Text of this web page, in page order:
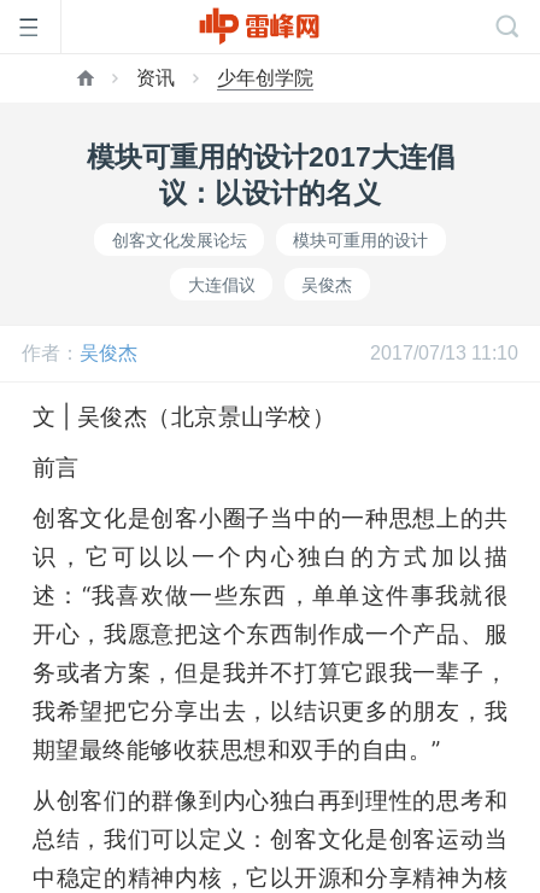
活
动
中
资讯 少年创学院
模块可重用的设计2017大连倡
议：以设计的名义
创客文化发展论坛 模块可重用的设计
大连倡议 吴俊杰
作者： 吴俊杰 2017/07/13 11:10
文 | 吴俊杰（北京景山学校）
前言
创客文化是创客小圈子当中的一种思想上的共
识，它可以以一个内心独白的方式加以描
述：“我喜欢做一些东西，单单这件事我就很
开心，我愿意把这个东西制作成一个产品、服
务或者方案，但是我并不打算它跟我一辈子，
我希望把它分享出去，以结识更多的朋友，我
期望最终能够收获思想和双手的自由。”
从创客们的群像到内心独白再到理性的思考和
总结，我们可以定义：创客文化是创客运动当
中稳定的精神内核，它以开源和分享精神为核